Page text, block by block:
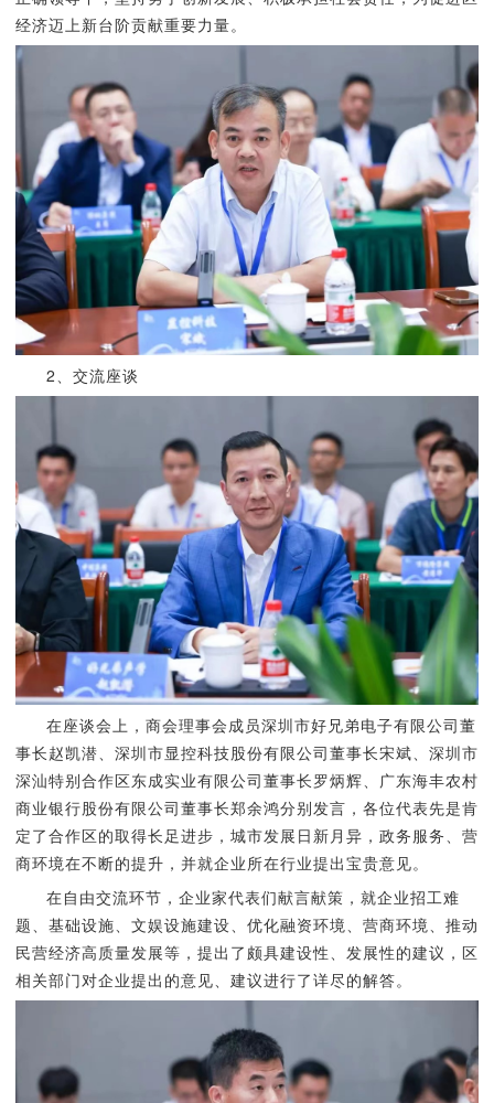
经济迈上新台阶贡献重要力量。
2、交流座谈
在座谈会上，商会理事会成员深圳市好兄弟电子有限公司董
事长赵凯潜、深圳市显控科技股份有限公司董事长宋斌、深圳市
深汕特别合作区东成实业有限公司董事长罗炳辉、广东海丰农村
商业银行股份有限公司董事长郑余鸿分别发言，各位代表先是肯
定了合作区的取得长足进步，城市发展日新月异，政务服务、营
商环境在不断的提升，并就企业所在行业提出宝贵意见。
在自由交流环节，企业家代表们献言献策，就企业招工难
题、基础设施、文娱设施建设、优化融资环境、营商环境、推动
民营经济高质量发展等，提出了颇具建设性、发展性的建议，区
相关部门对企业提出的意见、建议进行了详尽的解答。